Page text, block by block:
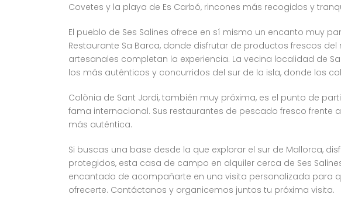
Covetes y la playa de Es Carbó, rincones más recogidos y
El pueblo de Ses Salines ofrece en sí mismo un encanto muy
Restaurante Sa Barca, donde disfrutar de productos frescos
artesanales completan la experiencia. La vecina localidad de
los más auténticos y concurridos del sur de la isla, donde los
Colònia de Sant Jordi, también muy próxima, es el punto de
fama internacional. Sus restaurantes de pescado fresco
más auténtica.
Si buscas una base desde la que explorar el sur de Mallorca,
protegidos, esta casa de campo en alquiler cerca de Ses
encantado de acompañarte en una visita personalizada para
ofrecerte. Contáctanos y organicemos juntos tu próxima visita.